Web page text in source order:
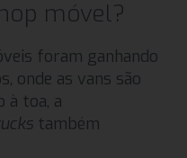
móvel?
foram ganhando
onde as vans são
à toa, a
também